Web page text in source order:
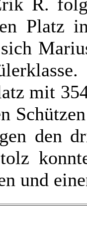
Platz
mit
den
und